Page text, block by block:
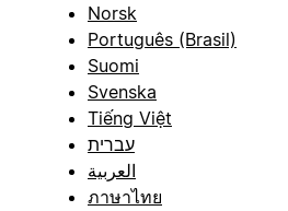
Norsk
Português (Brasil)
Suomi
Svenska
Tiếng Việt
עברית
العربية
ภาษาไทย